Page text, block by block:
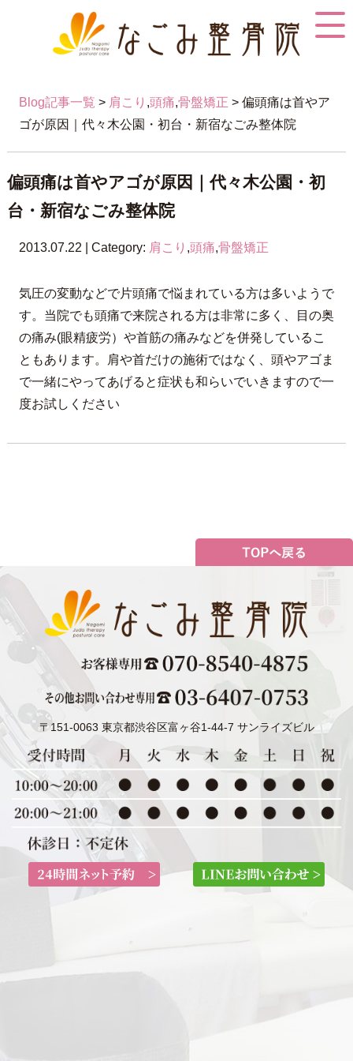
Blog記事一覧 > 肩こり ,頭痛,骨盤矯正 > 偏頭痛は首やア
ゴが原因｜代々木公園・初台・新宿なごみ整体院
偏頭痛は首やアゴが原因｜代々木公園・初
台・新宿なごみ整体院
2013.07.22 | Category: 肩こり ,頭痛,骨盤矯正
気圧の変動などで片頭痛で悩まれている方は多いようで
す。当院でも頭痛で来院される方は非常に多く、目の奥
の痛み(眼精疲労）や首筋の痛みなどを併発しているこ
ともあります。肩や首だけの施術ではなく、頭やアゴま
で一緒にやってあげると症状も和らいでいきますので一
度お試しください
〒151-0063 東京都渋谷区富ヶ谷1-44-7 サンライズビル